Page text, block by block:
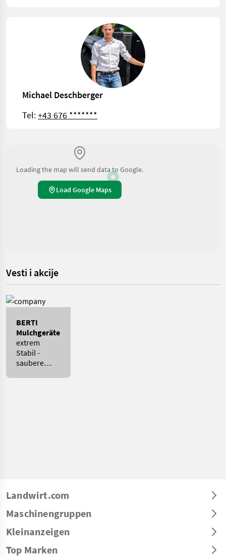
Michael Deschberger
Tel:+43 676 *******
Loading the map will send data to Google.
Load Google Maps
Vesti i akcije
BERTI
Mulchgeräte
extrem
Stabil -
saubere
Landwirt.com
Maschinengruppen
Kleinanzeigen
Top Marken